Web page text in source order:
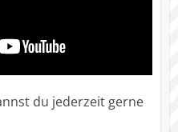
du jederzeit gerne